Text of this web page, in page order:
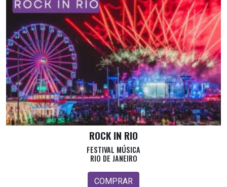
ROCK IN RIO
FESTIVAL MÚSICA
RIO DE JANEIRO
COMPRAR